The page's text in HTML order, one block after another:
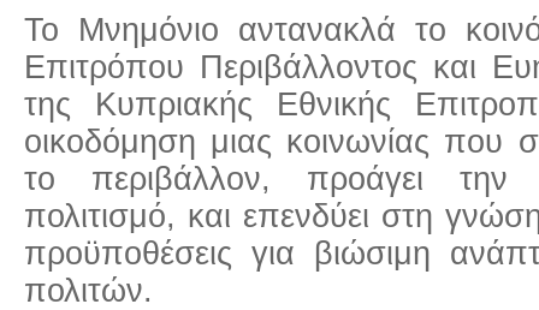
Το Μνημόνιο αντανακλά το
Επιτρόπου Περιβάλλοντος και
της Κυπριακής Εθνικής
οικοδόμηση μιας κοινωνίας που
το περιβάλλον, προάγει την
πολιτισμό, και επενδύει στη
προϋποθέσεις για βιώσιμη
πολιτών.